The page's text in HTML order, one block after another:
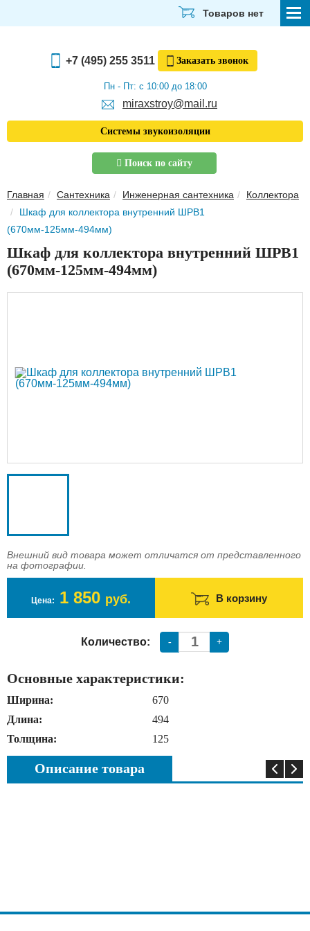
ОТДЕЛОЧНЫЕ МАТЕРИАЛЫ
ЭЛЕКТРИКА И ОСВЕЩЕНИЕ
ЗВУКОИЗОЛЯЦИЯ
ТЕПЛОИЗОЛЯЦИЯ
Главная
О компании
Скачать прайс-лист
Войти в магазин
Товаров нет
+7 (495) 255 3511 Заказать звонок
Пн - Пт: с 10:00 до 18:00
miraxstroy@mail.ru
Системы звукоизоляции
Поиск по сайту
Главная Сантехника Инженерная сантехника
Коллектора
Шкаф для коллектора внутренний ШРВ1
(670мм-125мм-494мм)
Шкаф для коллектора внутренний ШРВ1
(670мм-125мм-494мм)
Внешний вид товара может отличатся от представленного
на фотографии.
Цена: 1 850 руб. В корзину
Количество: - +
Основные характеристики:
Ширина:
670
Длина:
494
Толщина:
125
Описание товара